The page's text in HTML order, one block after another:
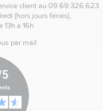
client au 09.69.326.623
(hors jours fériés),
13h à 16h
par mail